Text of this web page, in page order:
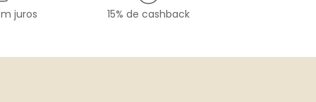
juros 15% de cashback